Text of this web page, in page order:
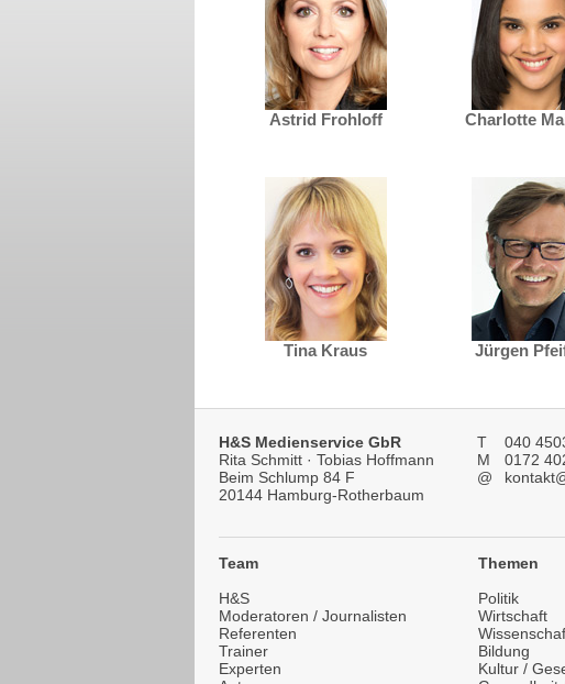
Astrid Frohloff Charlotte
Tina Kraus Jürgen
H&S Medienservice GbR
Rita Schmitt · Tobias Hoffmann
Beim Schlump 84 F
20144 Hamburg-Rotherbaum
T
040
M
0172
@
Team
H&S
Moderatoren / Journalisten
Referenten
Trainer
Experten
Themen
Politik
Wirtschaft
Bildung
Kultur /